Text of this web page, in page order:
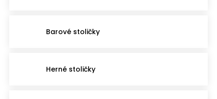
Barové stoličky
Herné stoličky